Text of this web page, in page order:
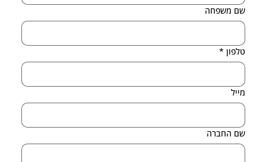
שם משפחה
טלפון *
מייל
שם החברה